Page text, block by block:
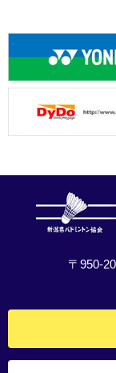
〒950-